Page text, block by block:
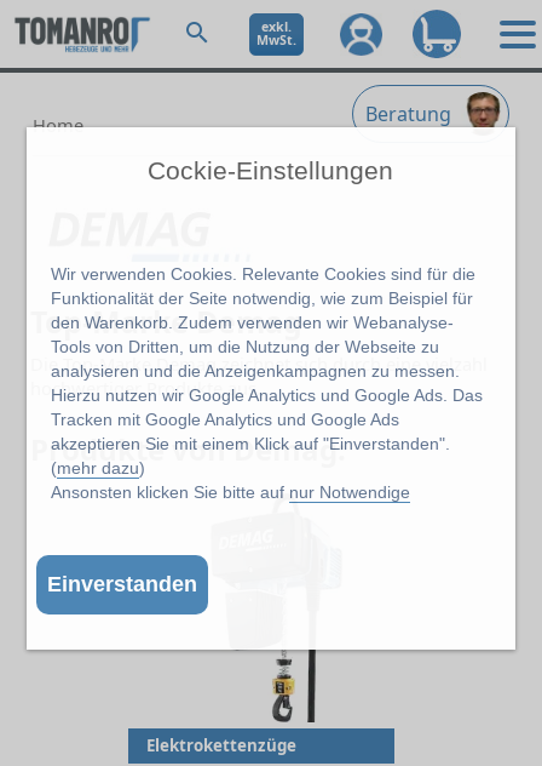
Cockie-Einstellungen
Wir verwenden Cookies. Relevante Cookies sind für die
Funktionalität der Seite notwendig, wie zum Beispiel für
den Warenkorb. Zudem verwenden wir Webanalyse-
Tools von Dritten, um die Nutzung der Webseite zu
analysieren und die Anzeigenkampagnen zu messen.
Hierzu nutzen wir Google Analytics und Google Ads. Das
Tracken mit Google Analytics und Google Ads
akzeptieren Sie mit einem Klick auf "Einverstanden".
(mehr dazu)
Ansonsten klicken Sie bitte auf nur Notwendige
Einverstanden
exkl.
MwSt.
Beratung
Home
Top-Marke Demag
Die Top-Marke Demag zeichnet sich durch eine vielzahl
hochwertiger Produkte aus.
Produkte von Demag:
Elektrokettenzüge